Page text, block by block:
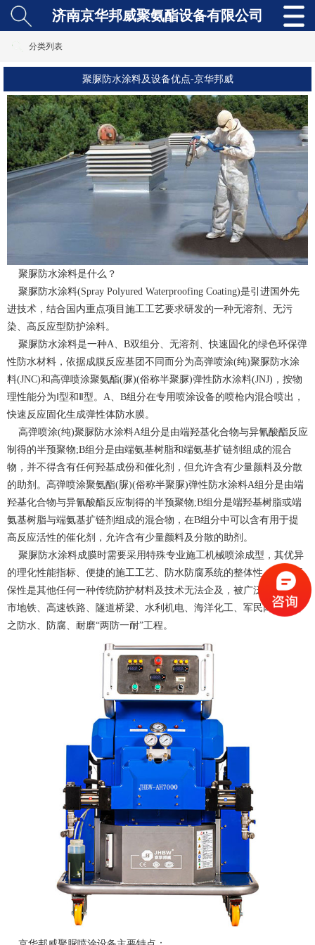
济南京华邦威聚氨酯设备有限公司
分类列表
聚脲防水涂料及设备优点-京华邦威
聚脲防水涂料是什么？
聚脲防水涂料(Spray Polyured Waterproofing Coating)是引进国外先
进技术，结合国内重点项目施工工艺要求研发的一种无溶剂、无污
染、高反应型防护涂料。
聚脲防水涂料是一种A、B双组分、无溶剂、快速固化的绿色环保弹
性防水材料，依据成膜反应基团不同而分为高弹喷涂(纯)聚脲防水涂
料(JNC)和高弹喷涂聚氨酯(脲)(俗称半聚脲)弹性防水涂料(JNJ)，按物
理性能分为Ⅰ型和Ⅱ型。A、B组分在专用喷涂设备的喷枪内混合喷出，
快速反应固化生成弹性体防水膜。
高弹喷涂(纯)聚脲防水涂料A组分是由端羟基化合物与异氰酸酯反应
制得的半预聚物;B组分是由端氨基树脂和端氨基扩链剂组成的混合
物，并不得含有任何羟基成份和催化剂，但允许含有少量颜料及分散
的助剂。高弹喷涂聚氨酯(脲)(俗称半聚脲)弹性防水涂料A组分是由端
羟基化合物与异氰酸酯反应制得的半预聚物;B组分是端羟基树脂或端
氨基树脂与端氨基扩链剂组成的混合物，在B组分中可以含有用于提
高反应活性的催化剂，允许含有少量颜料及分散的助剂。
聚脲防水涂料成膜时需要采用特殊专业施工机械喷涂成型，其优异
的理化性能指标、便捷的施工工艺、防水防腐系统的整体性，以及环
保性是其他任何一种传统防护材料及技术无法企及，被广泛地用于城
市地铁、高速铁路、隧道桥梁、水利机电、海洋化工、军民两用项目
之防水、防腐、耐磨“两防一耐”工程。